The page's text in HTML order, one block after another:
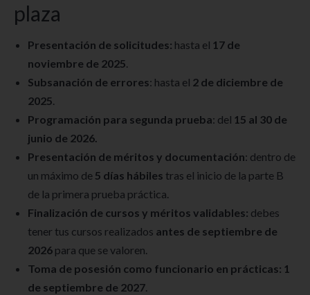
plaza
Presentación de solicitudes: hasta el 17 de
noviembre de 2025.
Subsanación de errores: hasta el 2 de diciembre de
2025.
Programación para segunda prueba: del 15 al 30 de
junio de 2026.
Presentación de méritos y documentación: dentro de
un máximo de 5 días hábiles tras el inicio de la parte B
de la primera prueba práctica.
Finalización de cursos y méritos validables: debes
tener tus cursos realizados antes de septiembre de
2026 para que se valoren.
Toma de posesión como funcionario en prácticas: 1
de septiembre de 2027.